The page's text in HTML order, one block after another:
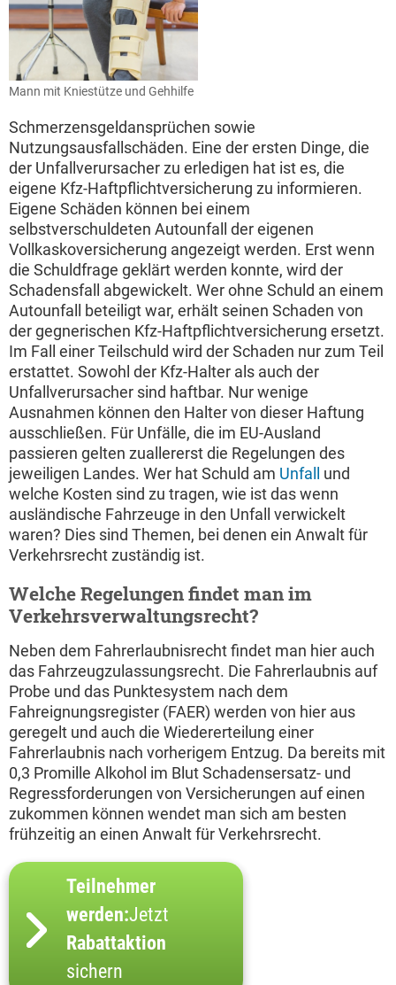
Mann mit Kniestütze und Gehhilfe
Schmerzensgeldansprüchen sowie
Nutzungsausfallschäden. Eine der ersten Dinge, die
der Unfallverursacher zu erledigen hat ist es, die
eigene Kfz-Haftpflichtversicherung zu informieren.
Eigene Schäden können bei einem
selbstverschuldeten Autounfall der eigenen
Vollkaskoversicherung angezeigt werden. Erst wenn
die Schuldfrage geklärt werden konnte, wird der
Schadensfall abgewickelt. Wer ohne Schuld an einem
Autounfall beteiligt war, erhält seinen Schaden von
der gegnerischen Kfz-Haftpflichtversicherung ersetzt.
Im Fall einer Teilschuld wird der Schaden nur zum Teil
erstattet. Sowohl der Kfz-Halter als auch der
Unfallverursacher sind haftbar. Nur wenige
Ausnahmen können den Halter von dieser Haftung
ausschließen. Für Unfälle, die im EU-Ausland
passieren gelten zuallererst die Regelungen des
jeweiligen Landes. Wer hat Schuld am Unfall und
welche Kosten sind zu tragen, wie ist das wenn
ausländische Fahrzeuge in den Unfall verwickelt
waren? Dies sind Themen, bei denen ein Anwalt für
Verkehrsrecht zuständig ist.
Welche Regelungen findet man im
Verkehrsverwaltungsrecht?
Neben dem Fahrerlaubnisrecht findet man hier auch
das Fahrzeugzulassungsrecht. Die Fahrerlaubnis auf
Probe und das Punktesystem nach dem
Fahreignungsregister (FAER) werden von hier aus
geregelt und auch die Wiedererteilung einer
Fahrerlaubnis nach vorherigem Entzug. Da bereits mit
0,3 Promille Alkohol im Blut Schadensersatz- und
Regressforderungen von Versicherungen auf einen
zukommen können wendet man sich am besten
frühzeitig an einen Anwalt für Verkehrsrecht.
Teilnehmer
werden:Jetzt
Rabattaktion
sichern